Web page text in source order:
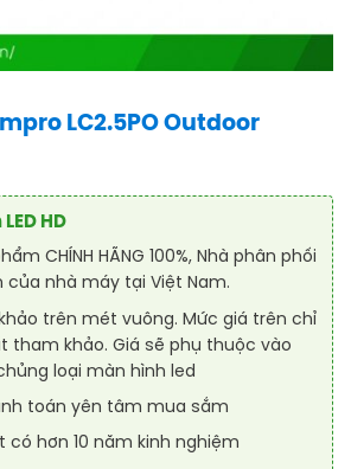
LC2.5PO Outdoor
HD
CHÍNH HÃNG 100%, Nhà phân phối
của nhà máy tại Việt Nam.
trên mét vuông. Mức giá trên chỉ
tham khảo. Giá sẽ phụ thuộc vào
loại màn hình led
toán yên tâm mua sắm
có hơn 10 năm kinh nghiệm